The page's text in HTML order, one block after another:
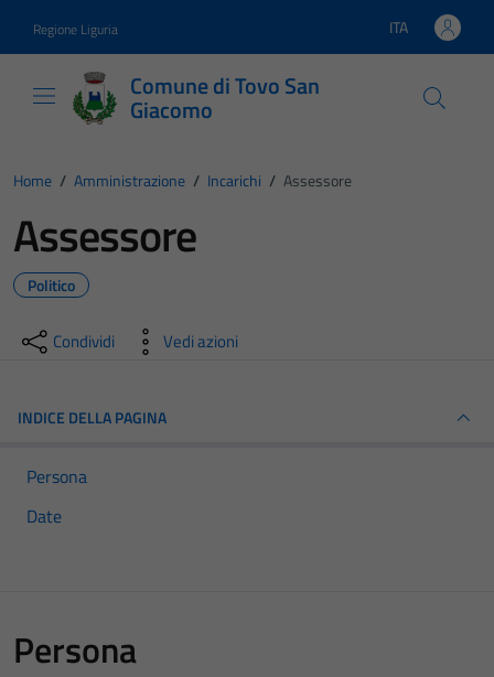
Regione Liguria Lingua attiva:
ITA
Comune di Tovo San
Giacomo
Home / Amministrazione / Incarichi / Assessore
Assessore
Politico
Condividi Vedi azioni
INDICE DELLA PAGINA
Persona
Date
Persona